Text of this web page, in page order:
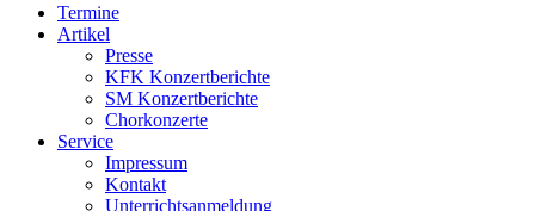
Termine
Artikel
Presse
KFK Konzertberichte
SM Konzertberichte
Chorkonzerte
Service
Impressum
Kontakt
Unterrichtsanmeldung